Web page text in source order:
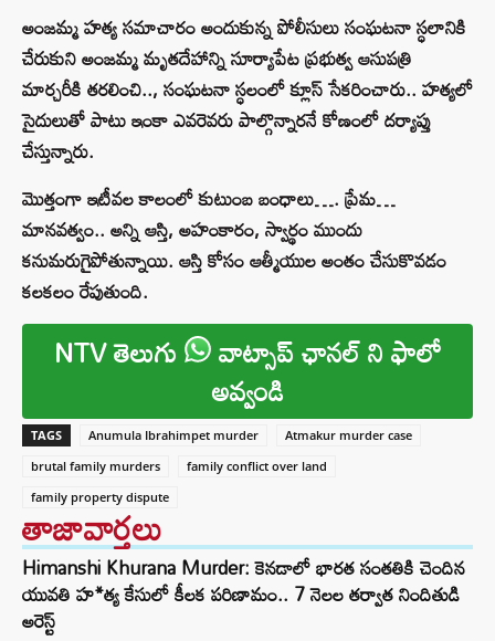
అంజమ్మ హత్య సమాచారం అందుకున్న పోలీసులు సంఘటనా స్ధలానికి
చేరుకుని అంజమ్మ మృతదేహాన్ని సూర్యాపేట ప్రభుత్వ ఆసుపత్రి
మార్చరీకి తరలించి.., సంఘటనా స్ధలంలో క్లూస్ సేకరించారు.. హత్యలో
సైదులుతో పాటు ఇంకా ఎవరెవరు పాల్గొన్నారనే కోణంలో దర్యాప్తు
చేస్తున్నారు.
మొత్తంగా ఇటీవల కాలంలో కుటుంబ బంధాలు…. ప్రేమ…
మానవత్వం.. అన్ని ఆస్తి, అహంకారం, స్వార్థం ముందు
కనుమరుగైపోతున్నాయి. ఆస్తి కోసం ఆత్మీయుల అంతం చేసుకొవడం
కలకలం రేపుతుంది.
NTV తెలుగు వాట్సాప్ ఛానల్ ని ఫాలో
అవ్వండి
TAGS Anumula Ibrahimpet murder
Atmakur murder case
brutal family murders
family conflict over land
family property dispute
తాజావార్తలు
Himanshi Khurana Murder: కెనడాలో భారత సంతతికి చెందిన
యువతి హ*త్య కేసులో కీలక పరిణామం.. 7 నెలల తర్వాత నిందితుడి
అరెస్ట్